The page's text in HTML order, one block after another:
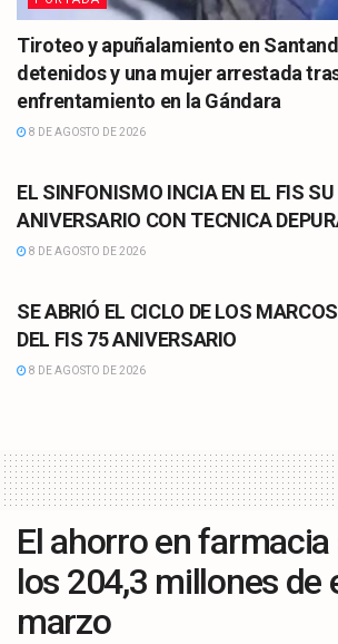
Tiroteo y apuñalamiento en
detenidos y una mujer arrestada
enfrentamiento en la Gándara
8 DE AGOSTO DE 2026
EL SINFONISMO INCIA EN EL FIS
ANIVERSARIO CON TECNICA
8 DE AGOSTO DE 2026
SE ABRIÓ EL CICLO DE LOS
DEL FIS 75 ANIVERSARIO
8 DE AGOSTO DE 2026
El ahorro en
los 204,3 millones de
marzo